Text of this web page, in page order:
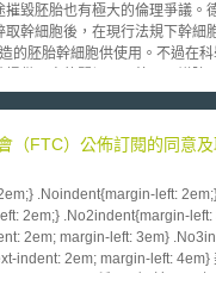
摧毀胚胎也有極大的倫理爭議。
幹細胞後，在現行法規下幹細
的胚胎幹細胞供使用。不過在
，將截止日期（cut-off date）之
起支持與反對胚胎幹細胞研究
被允許使用21個老舊且部分遭
會上，佛萊堡（Freiburg）大
限制提出警告，他表示「研究的
合作進
（FTC）公佈訂閱的同意及
.Noindent{margin-left:
2em;} .No2indent{margin-left:
2em; margin-left: 3em}
2em; margin-left: 4em} 美國聯邦貿易委員